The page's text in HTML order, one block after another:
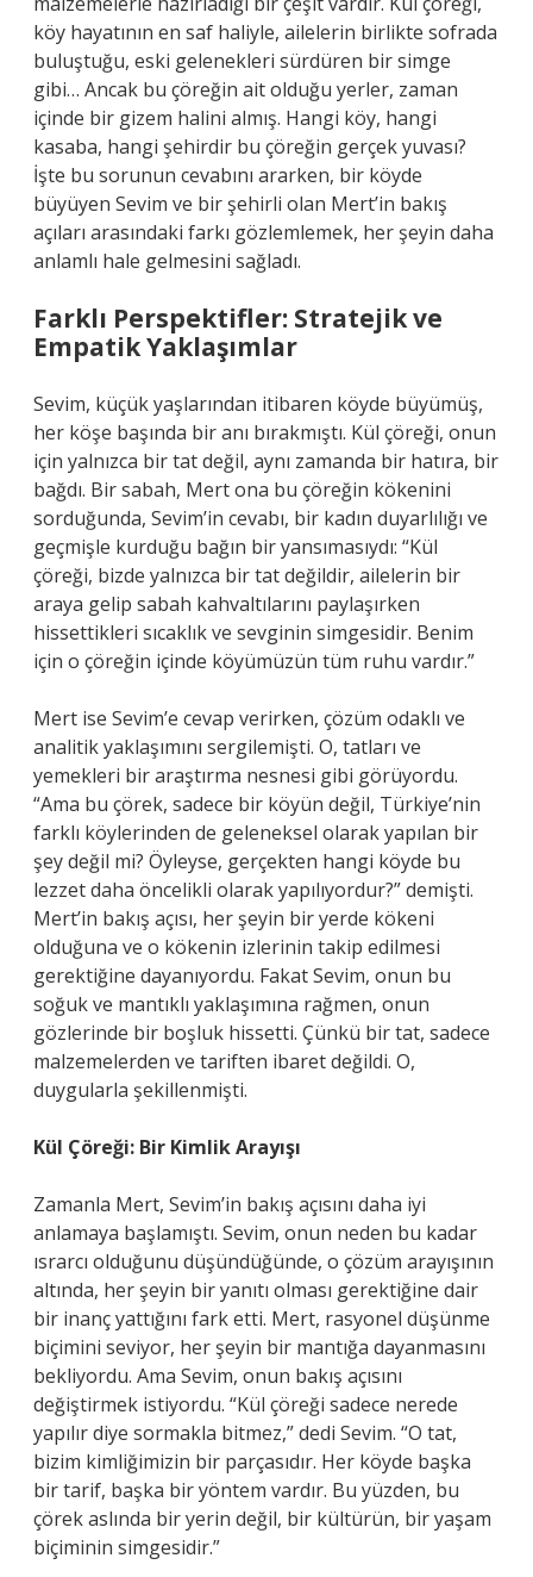
köy hayatının en saf haliyle, ailelerin birlikte sofrada
buluştuğu, eski gelenekleri sürdüren bir simge
gibi… Ancak bu çöreğin ait olduğu yerler, zaman
içinde bir gizem halini almış. Hangi köy, hangi
kasaba, hangi şehirdir bu çöreğin gerçek yuvası?
İşte bu sorunun cevabını ararken, bir köyde
büyüyen Sevim ve bir şehirli olan Mert’in bakış
açıları arasındaki farkı gözlemlemek, her şeyin daha
anlamlı hale gelmesini sağladı.
Farklı Perspektifler: Stratejik ve
Empatik Yaklaşımlar
Sevim, küçük yaşlarından itibaren köyde büyümüş,
her köşe başında bir anı bırakmıştı. Kül çöreği, onun
için yalnızca bir tat değil, aynı zamanda bir hatıra, bir
bağdı. Bir sabah, Mert ona bu çöreğin kökenini
sorduğunda, Sevim’in cevabı, bir kadın duyarlılığı ve
geçmişle kurduğu bağın bir yansımasıydı: “Kül
çöreği, bizde yalnızca bir tat değildir, ailelerin bir
araya gelip sabah kahvaltılarını paylaşırken
hissettikleri sıcaklık ve sevginin simgesidir. Benim
için o çöreğin içinde köyümüzün tüm ruhu vardır.”
Mert ise Sevim’e cevap verirken, çözüm odaklı ve
analitik yaklaşımını sergilemişti. O, tatları ve
yemekleri bir araştırma nesnesi gibi görüyordu.
“Ama bu çörek, sadece bir köyün değil, Türkiye’nin
farklı köylerinden de geleneksel olarak yapılan bir
şey değil mi? Öyleyse, gerçekten hangi köyde bu
lezzet daha öncelikli olarak yapılıyordur?” demişti.
Mert’in bakış açısı, her şeyin bir yerde kökeni
olduğuna ve o kökenin izlerinin takip edilmesi
gerektiğine dayanıyordu. Fakat Sevim, onun bu
soğuk ve mantıklı yaklaşımına rağmen, onun
gözlerinde bir boşluk hissetti. Çünkü bir tat, sadece
malzemelerden ve tariften ibaret değildi. O,
duygularla şekillenmişti.
Kül Çöreği: Bir Kimlik Arayışı
Zamanla Mert, Sevim’in bakış açısını daha iyi
anlamaya başlamıştı. Sevim, onun neden bu kadar
ısrarcı olduğunu düşündüğünde, o çözüm arayışının
altında, her şeyin bir yanıtı olması gerektiğine dair
bir inanç yattığını fark etti. Mert, rasyonel düşünme
biçimini seviyor, her şeyin bir mantığa dayanmasını
bekliyordu. Ama Sevim, onun bakış açısını
değiştirmek istiyordu. “Kül çöreği sadece nerede
yapılır diye sormakla bitmez,” dedi Sevim. “O tat,
bizim kimliğimizin bir parçasıdır. Her köyde başka
bir tarif, başka bir yöntem vardır. Bu yüzden, bu
çörek aslında bir yerin değil, bir kültürün, bir yaşam
biçiminin simgesidir.”